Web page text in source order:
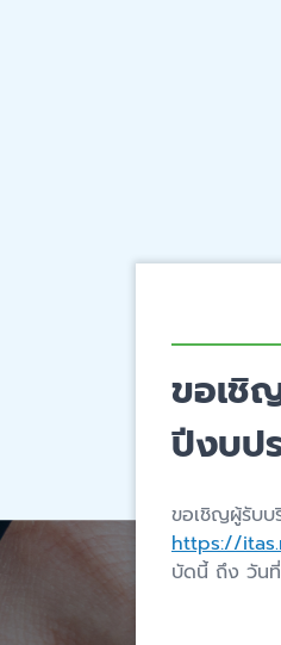
ขอเชิ
ปีงบป
ขอเชิญผู้รับบ
https://
บัดนี้ ถึง วัน